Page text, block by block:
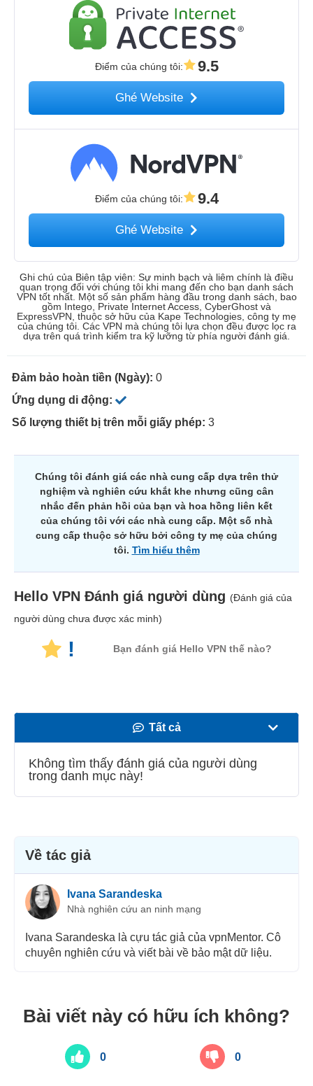
Điểm của chúng tôi: 9.5
Ghé Website
Điểm của chúng tôi: 9.4
Ghé Website
Ghi chú của Biên tập viên: Sự minh bạch và liêm chính là điều
quan trọng đối với chúng tôi khi mang đến cho bạn danh sách
VPN tốt nhất. Một số sản phẩm hàng đầu trong danh sách, bao
gồm Intego, Private Internet Access, CyberGhost và
ExpressVPN, thuộc sở hữu của Kape Technologies, công ty mẹ
của chúng tôi. Các VPN mà chúng tôi lựa chọn đều được lọc ra
dựa trên quá trình kiểm tra kỹ lưỡng từ phía người đánh giá.
Đảm bảo hoàn tiền (Ngày): 0
Ứng dụng di động:
Số lượng thiết bị trên mỗi giấy phép: 3
Chúng tôi đánh giá các nhà cung cấp dựa trên thử
nghiệm và nghiên cứu khắt khe nhưng cũng cân
nhắc đến phản hồi của bạn và hoa hồng liên kết
của chúng tôi với các nhà cung cấp. Một số nhà
cung cấp thuộc sở hữu bởi công ty mẹ của chúng
tôi. Tìm hiểu thêm
Hello VPN Đánh giá người dùng (Đánh giá của
người dùng chưa được xác minh)
! Bạn đánh giá Hello VPN thế nào?
Tất cả
Tốc độ
Không tìm thấy đánh giá của người dùng
trong danh mục này!
Về tác giả
Ivana Sarandeska
Nhà nghiên cứu an ninh mạng
Ivana Sarandeska là cựu tác giả của vpnMentor. Cô
chuyên nghiên cứu và viết bài về bảo mật dữ liệu.
Bài viết này có hữu ích không?
0 0